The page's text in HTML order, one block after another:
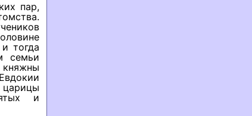
пар,
тогда
семьи
и